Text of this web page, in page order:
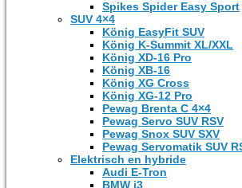
Spikes Spider Easy Sport
SUV 4×4
König EasyFit SUV
König K-Summit XL/XXL
König XD-16 Pro
König XB-16
König XG Cross
König XG-12 Pro
Pewag Brenta C 4×4
Pewag Servo SUV RSV
Pewag Snox SUV SXV
Pewag Servomatik SUV
Elektrisch en hybride
Audi E-Tron
BMW i3